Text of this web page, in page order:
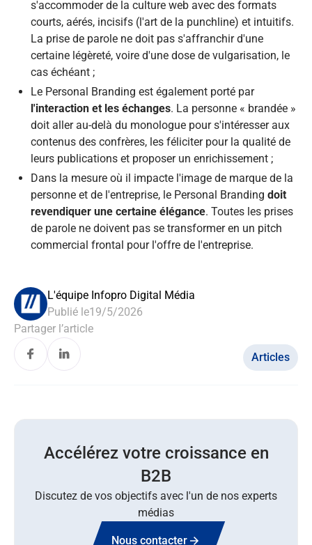
s'accommoder de la culture web avec des formats
courts, aérés, incisifs (l'art de la punchline) et intuitifs.
La prise de parole ne doit pas s'affranchir d'une
certaine légèreté, voire d'une dose de vulgarisation, le
cas échéant ;
Le Personal Branding est également porté par
l'interaction et les échanges. La personne « brandée »
doit aller au-delà du monologue pour s'intéresser aux
contenus des confrères, les féliciter pour la qualité de
leurs publications et proposer un enrichissement ;
Dans la mesure où il impacte l'image de marque de la
personne et de l'entreprise, le Personal Branding doit
revendiquer une certaine élégance. Toutes les prises
de parole ne doivent pas se transformer en un pitch
commercial frontal pour l'offre de l'entreprise.
L'équipe Infopro Digital Média
Publié le19/5/2026
Partager l’article
Articles
Accélérez votre croissance en
B2B
Discutez de vos objectifs avec l'un de nos experts
médias
Nous contacter